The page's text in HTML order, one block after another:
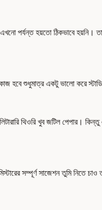
পর্যন্ত হয়তো ঠিকভাবে হয়নি।
হবে শুধুমাত্র একটু ভালো করে
থিওরি খুব জটিল পেপার।
সম্পূর্ণ সাজেশন তুমি